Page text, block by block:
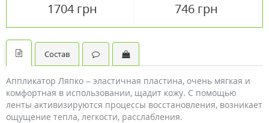
1704 грн 746 грн
Состав
Аппликатор Ляпко – эластичная пластина, очень мягкая и
комфортная в использовании, щадит кожу. С помощью
ленты активизируются процессы восстановления, возникает
ощущение тепла, легкости, расслабления.